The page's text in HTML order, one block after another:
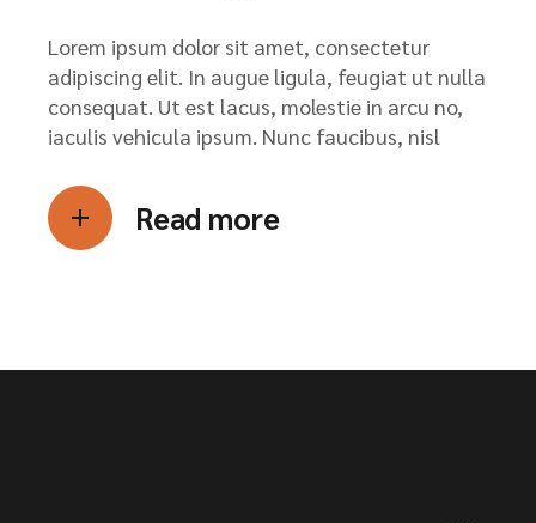
Lorem ipsum dolor sit amet, consectetur
adipiscing elit. In augue ligula, feugiat ut nulla
consequat. Ut est lacus, molestie in arcu no,
iaculis vehicula ipsum. Nunc faucibus, nisl
Read more